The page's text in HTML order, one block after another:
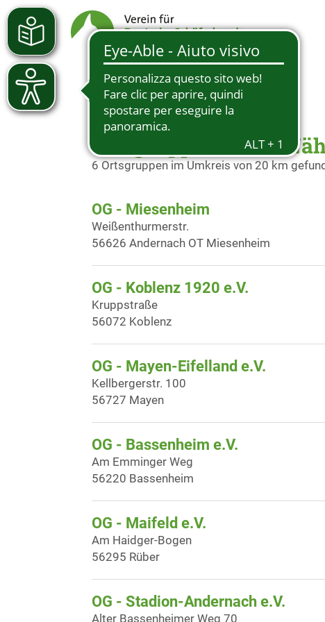
Ortsgruppen in der
6 Ortsgruppen im Umkreis von 20 km
OG - Miesenheim
Weißenthurmerstr.
56626 Andernach OT Miesenheim
OG - Koblenz 1920 e.V.
Kruppstraße
56072 Koblenz
OG - Mayen-Eifelland e.V.
Kellbergerstr. 100
56727 Mayen
OG - Bassenheim e.V.
Am Emminger Weg
56220 Bassenheim
OG - Maifeld e.V.
Am Haidger-Bogen
56295 Rüber
OG - Stadion-Andernach e.V.
Alter Bassenheimer Weg 70